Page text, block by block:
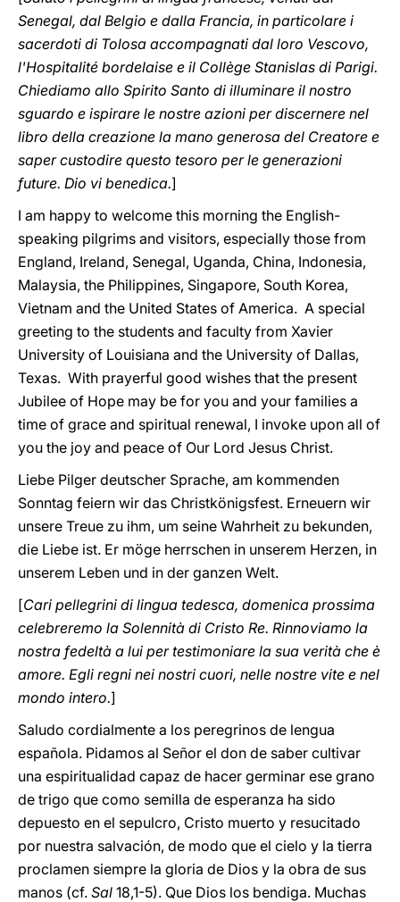
Senegal, dal Belgio e dalla Francia, in particolare i
sacerdoti di Tolosa accompagnati dal loro Vescovo,
l'Hospitalité bordelaise e il Collège Stanislas di Parigi.
Chiediamo allo Spirito Santo di illuminare il nostro
sguardo e ispirare le nostre azioni per discernere nel
libro della creazione la mano generosa del Creatore e
saper custodire questo tesoro per le generazioni
future. Dio vi benedica.]
I am happy to welcome this morning the English-
speaking pilgrims and visitors, especially those from
England, Ireland, Senegal, Uganda, China, Indonesia,
Malaysia, the Philippines, Singapore, South Korea,
Vietnam and the United States of America. A special
greeting to the students and faculty from Xavier
University of Louisiana and the University of Dallas,
Texas. With prayerful good wishes that the present
Jubilee of Hope may be for you and your families a
time of grace and spiritual renewal, I invoke upon all of
you the joy and peace of Our Lord Jesus Christ.
Liebe Pilger deutscher Sprache, am kommenden
Sonntag feiern wir das Christkönigsfest. Erneuern wir
unsere Treue zu ihm, um seine Wahrheit zu bekunden,
die Liebe ist. Er möge herrschen in unserem Herzen, in
unserem Leben und in der ganzen Welt.
[Cari pellegrini di lingua tedesca, domenica prossima
celebreremo la Solennità di Cristo Re. Rinnoviamo la
nostra fedeltà a lui per testimoniare la sua verità che è
amore. Egli regni nei nostri cuori, nelle nostre vite e nel
mondo intero.]
Saludo cordialmente a los peregrinos de lengua
española. Pidamos al Señor el don de saber cultivar
una espiritualidad capaz de hacer germinar ese grano
de trigo que como semilla de esperanza ha sido
depuesto en el sepulcro, Cristo muerto y resucitado
por nuestra salvación, de modo que el cielo y la tierra
proclamen siempre la gloria de Dios y la obra de sus
manos (cf. Sal 18,1-5). Que Dios los bendiga. Muchas